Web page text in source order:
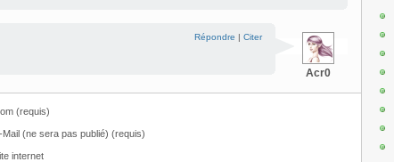
Acr0
Répondre | Citer
(requis)
Mail (ne sera pas publié) (requis)
internet